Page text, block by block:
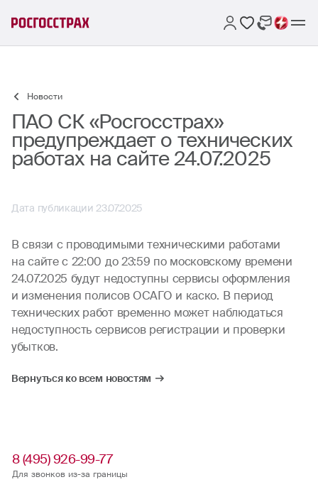
Новости
ПАО СК «Росгосстрах»
предупреждает о технических
работах на сайте 24.07.2025
Дата публикации 23.07.2025
В связи с проводимыми техническими работами
на сайте с 22:00 до 23:59 по московскому времени
24.07.2025 будут недоступны сервисы оформления
и изменения полисов ОСАГО и каско. В период
технических работ временно может наблюдаться
недоступность сервисов регистрации и проверки
убытков.
Вернуться ко всем новостям
8 (495) 926-99-77
Для звонков из-за границы